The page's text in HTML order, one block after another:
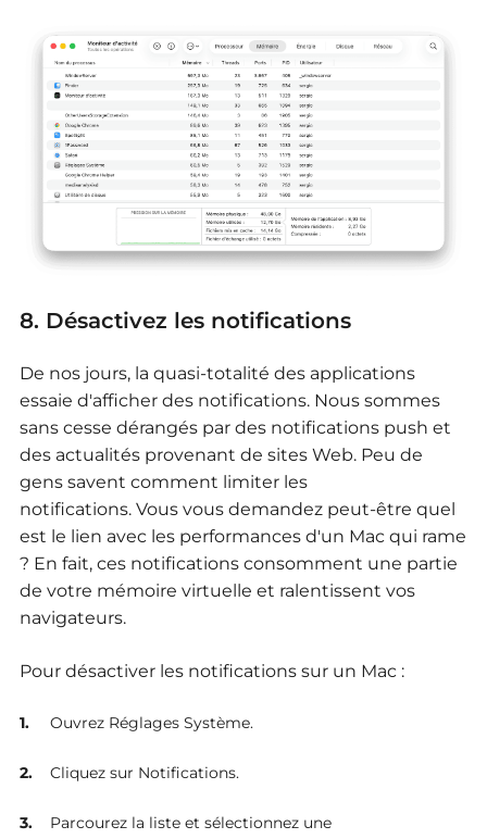
8. Désactivez les notifications
De nos jours, la quasi-totalité des applications
essaie d'afficher des notifications. Nous sommes
sans cesse dérangés par des notifications push et
des actualités provenant de sites Web. Peu de
gens savent comment limiter les
notifications. Vous vous demandez peut-être quel
est le lien avec les performances d'un Mac qui rame
? En fait, ces notifications consomment une partie
de votre mémoire virtuelle et ralentissent vos
navigateurs.
Pour désactiver les notifications sur un Mac :
Ouvrez Réglages Système.
Cliquez sur Notifications.
Parcourez la liste et sélectionnez une